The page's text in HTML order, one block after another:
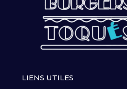
LIENS UTILES